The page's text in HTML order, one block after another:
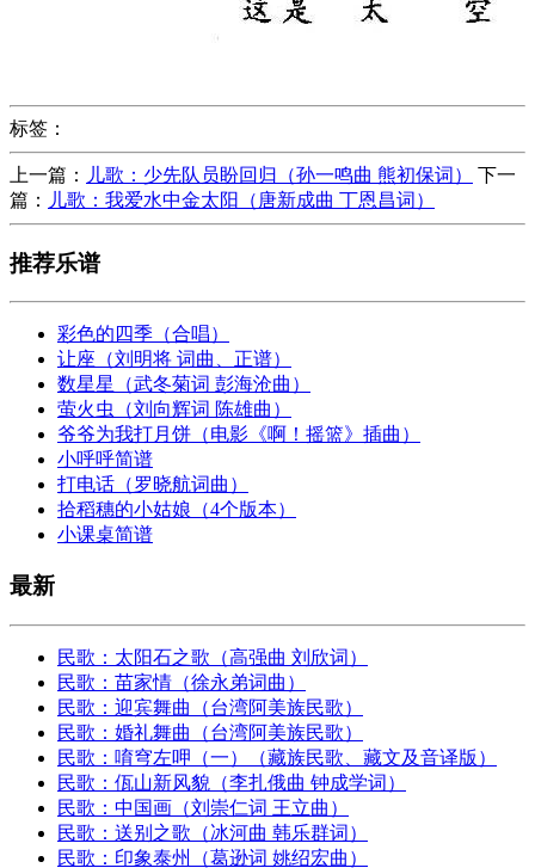
标签：
上一篇： 儿歌：少先队员盼回归（孙一鸣曲 熊初保词）
下一
篇：
儿歌：我爱水中金太阳（唐新成曲 丁恩昌词）
推荐乐谱
彩色的四季（合唱）
让座（刘明将 词曲、正谱）
数星星（武冬菊词 彭海沧曲）
萤火虫（刘向辉词 陈雄曲）
爷爷为我打月饼（电影《啊！摇篮》插曲）
小呼呼简谱
打电话（罗晓航词曲）
拾稻穗的小姑娘（4个版本）
小课桌简谱
最新
民歌：太阳石之歌（高强曲 刘欣词）
民歌：苗家情（徐永弟词曲）
民歌：迎宾舞曲（台湾阿美族民歌）
民歌：婚礼舞曲（台湾阿美族民歌）
民歌：唷穹左呷（一）（藏族民歌、藏文及音译版）
民歌：佤山新风貌（李扎俄曲 钟成学词）
民歌：中国画（刘崇仁词 王立曲）
民歌：送别之歌（冰河曲 韩乐群词）
民歌：印象泰州（葛逊词 姚绍宏曲）